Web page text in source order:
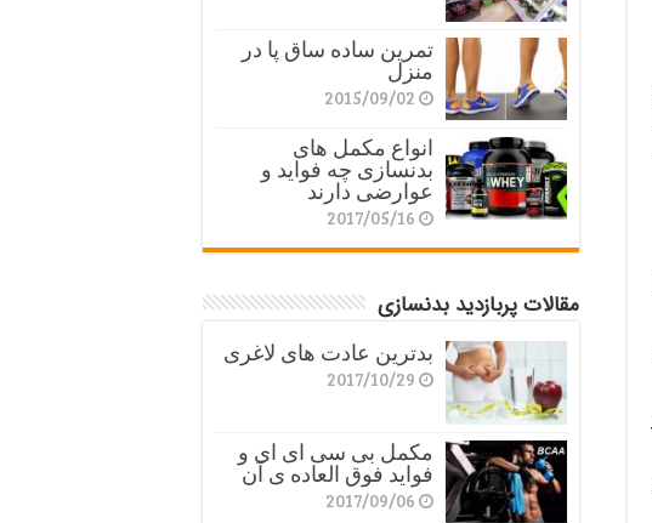
تمرین ساده ساق پا در
منزل
2015/09/02
انواع مکمل های
بدنسازی چه فواید و
عوارضی دارند
2017/05/16
مقالات پربازدید بدنسازی
بدترین عادت های لاغری
2017/10/29
مکمل بی سی ای ای و
فواید فوق العاده ی آن
2017/09/06